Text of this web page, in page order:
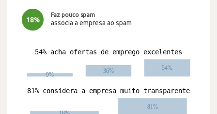
18%
Faz pouco spam
associa a empresa ao spam